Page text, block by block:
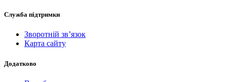
Служба підтримки
Зворотній зв’язок
Карта сайту
Додатково